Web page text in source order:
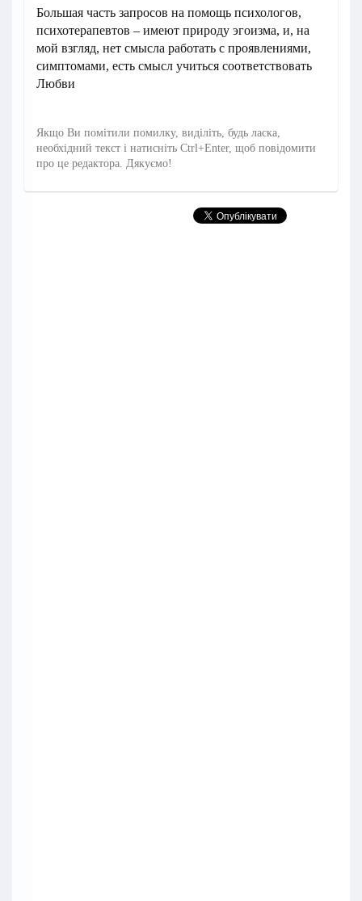
Большая часть запросов на помощь психологов,
психотерапевтов – имеют природу эгоизма, и, на
мой взгляд, нет смысла работать с проявлениями,
симптомами, есть смысл учиться соответствовать
Любви
Якщо Ви помітили помилку, виділіть, будь ласка,
необхідний текст і натисніть Ctrl+Enter, щоб повідомити
про це редактора. Дякуємо!